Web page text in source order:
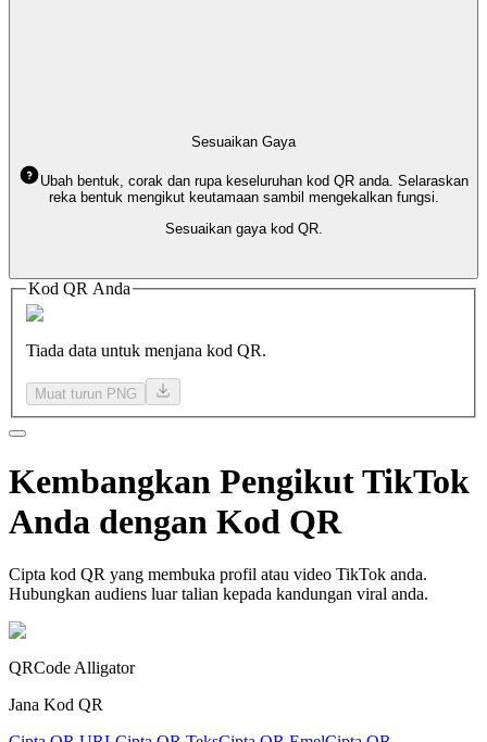
Sesuaikan Gaya
Ubah bentuk, corak dan rupa keseluruhan kod QR anda. Selaraskan
reka bentuk mengikut keutamaan sambil mengekalkan fungsi.
Sesuaikan gaya kod QR.
Kod QR Anda
Tiada data untuk menjana kod QR.
Muat turun PNG
Kembangkan Pengikut TikTok
Anda dengan Kod QR
Cipta kod QR yang membuka profil atau video TikTok anda.
Hubungkan audiens luar talian kepada kandungan viral anda.
QRCode Alligator
Jana Kod QR